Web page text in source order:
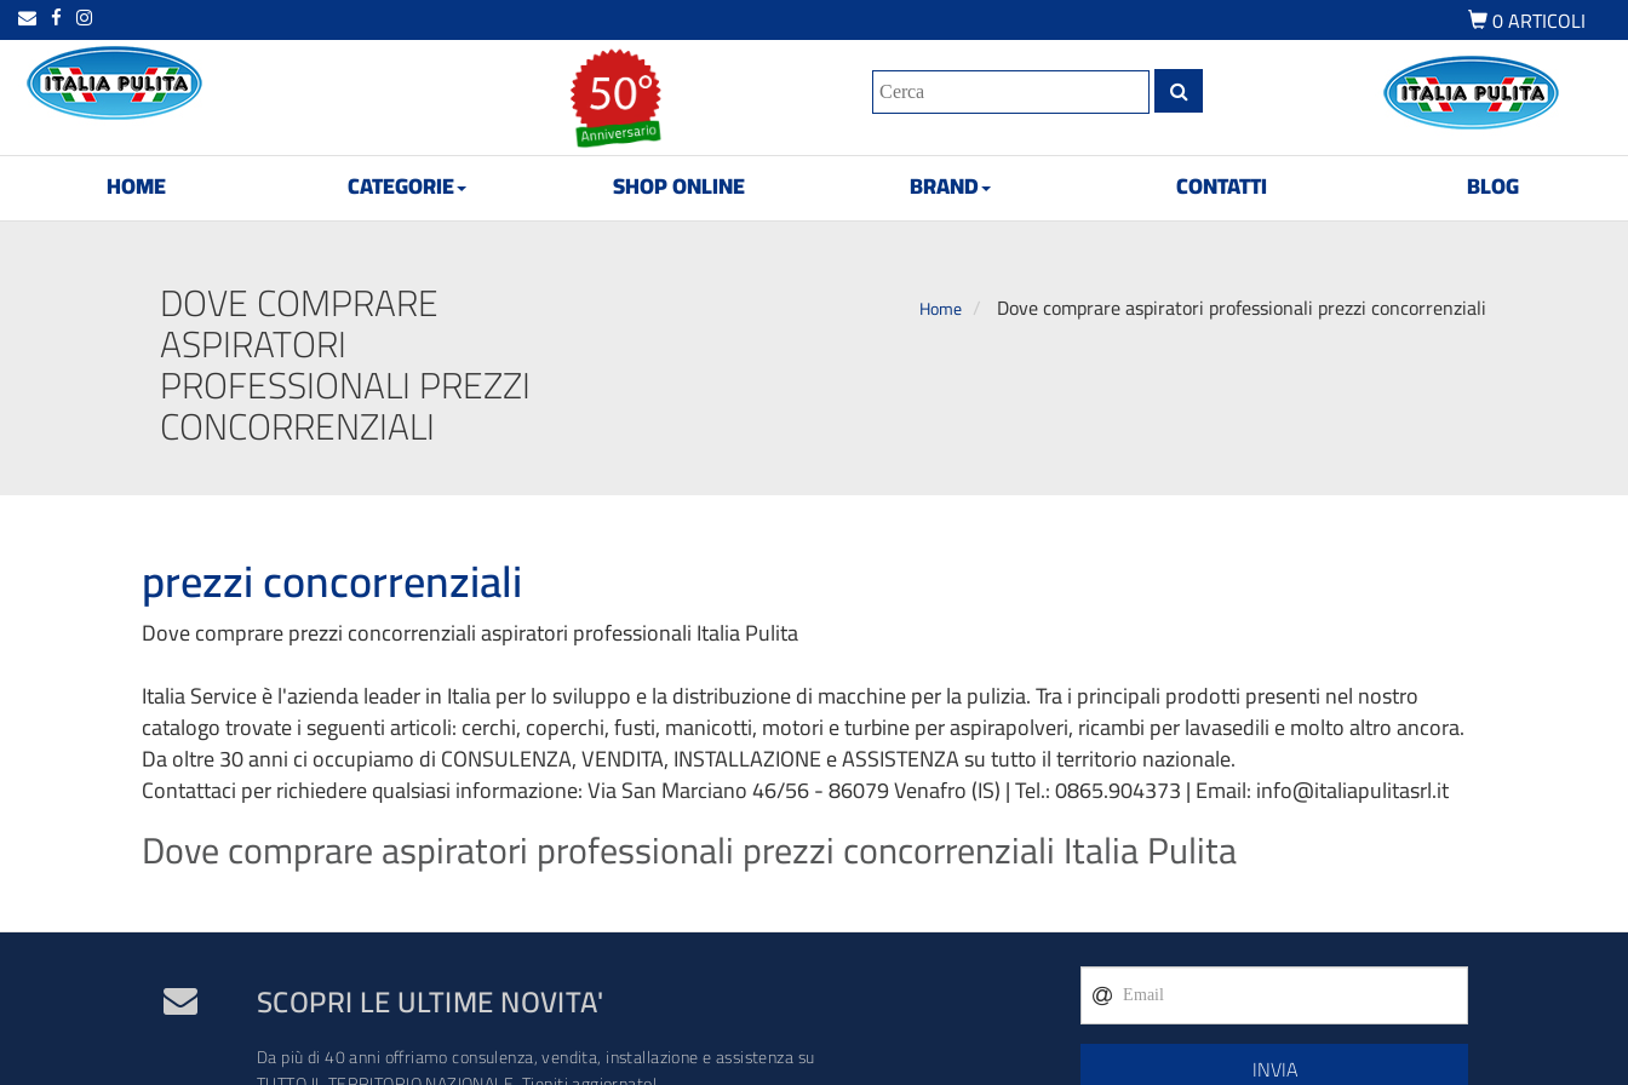
0ARTICOLI
HOME CATEGORIE SHOP ONLINE BRAND CONTATTI BLOG
DOVE COMPRARE
ASPIRATORI
PROFESSIONALI PREZZI
CONCORRENZIALI
Home Dove comprare aspiratori professionali prezzi concorrenziali
prezzi concorrenziali
Dove comprare prezzi concorrenziali aspiratori professionali Italia Pulita
Italia Service è l'azienda leader in Italia per lo sviluppo e la distribuzione di macchine per la pulizia. Tra i principali prodotti presenti nel nostro
catalogo trovate i seguenti articoli: cerchi, coperchi, fusti, manicotti, motori e turbine per aspirapolveri, ricambi per lavasedili e molto altro ancora.
Da oltre 30 anni ci occupiamo di CONSULENZA, VENDITA, INSTALLAZIONE e ASSISTENZA su tutto il territorio nazionale.
Contattaci per richiedere qualsiasi informazione: Via San Marciano 46/56 - 86079 Venafro (IS) | Tel.: 0865.904373 | Email: info@italiapulitasrl.it
Dove comprare aspiratori professionali prezzi concorrenziali Italia Pulita
SCOPRI LE ULTIME NOVITA'
Da più di 40 anni offriamo consulenza, vendita, installazione e assistenza su
INVIA